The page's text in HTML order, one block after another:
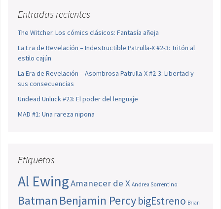
Entradas recientes
The Witcher. Los cómics clásicos: Fantasía añeja
La Era de Revelación – Indestructible Patrulla-X #2-3: Tritón al
estilo cajún
La Era de Revelación – Asombrosa Patrulla-X #2-3: Libertad y
sus consecuencias
Undead Unluck #23: El poder del lenguaje
MAD #1: Una rareza nipona
Etiquetas
Al EwingAmanecer de X Andrea Sorrentino
Batman Benjamin PercybigEstreno Brian